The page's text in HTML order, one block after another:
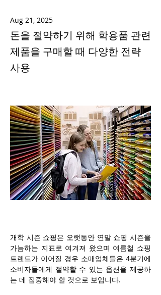
Aug 21, 2025
돈을 절약하기 위해 학용품 관련
제품을 구매할 때 다양한 전략
사용
개학 시즌 쇼핑은 오랫동안 연말 쇼핑 시즌을
가늠하는 지표로 여겨져 왔으며 여름철 쇼핑
트렌드가 이어질 경우 소매업체들은 4분기에
소비자들에게 절약할 수 있는 옵션을 제공하
는 데 집중해야 할 것으로 보입니다.